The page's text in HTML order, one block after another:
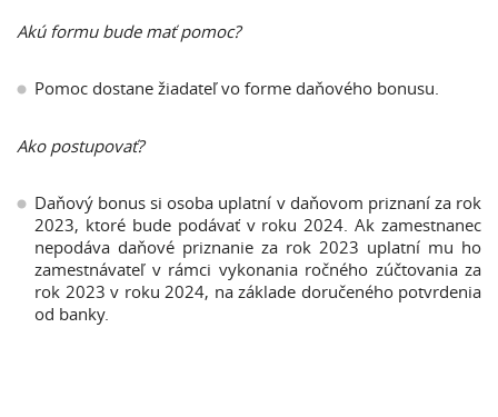
Akú formu bude mať pomoc?
Pomoc dostane žiadateľ vo forme daňového bonusu.
Ako postupovať?
Daňový bonus si osoba uplatní v daňovom priznaní za rok
2023, ktoré bude podávať v roku 2024. Ak zamestnanec
nepodáva daňové priznanie za rok 2023 uplatní mu ho
zamestnávateľ v rámci vykonania ročného zúčtovania za
rok 2023 v roku 2024, na základe doručeného potvrdenia
od banky.